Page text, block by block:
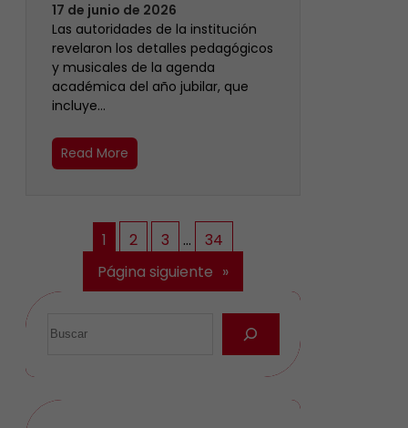
17 de junio de 2026
Las autoridades de la institución
revelaron los detalles pedagógicos
y musicales de la agenda
académica del año jubilar, que
incluye…
Read More
1 2 3 …
34
Página siguiente »